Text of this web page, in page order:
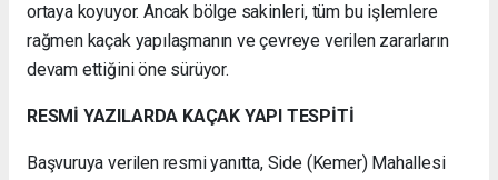
ortaya koyuyor. Ancak bölge sakinleri, tüm bu işlemlere
rağmen kaçak yapılaşmanın ve çevreye verilen zararların
devam ettiğini öne sürüyor.
RESMİ YAZILARDA KAÇAK YAPI TESPİTİ
Başvuruya verilen resmi yanıtta, Side (Kemer) Mahallesi